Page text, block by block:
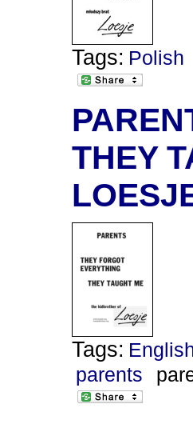
Tags: Polish
THEY
Tags:
parents